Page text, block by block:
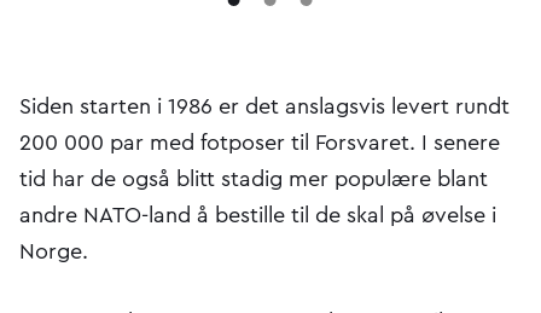
Siden starten i 1986 er det anslagsvis levert rundt
200 000 par med fotposer til Forsvaret. I senere
tid har de også blitt stadig mer populære blant
andre NATO-land å bestille til de skal på øvelse i
Norge.